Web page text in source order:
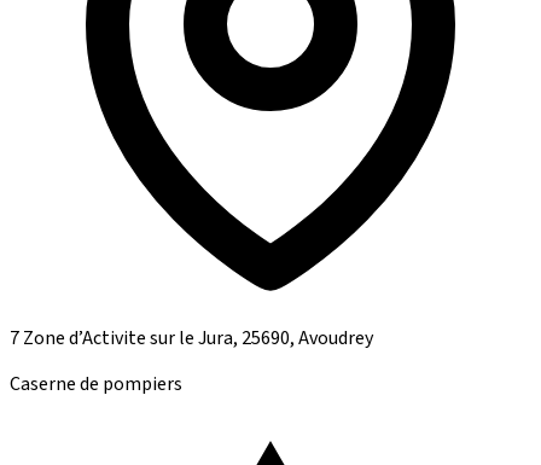
7 Zone d’Activite sur le Jura, 25690, Avoudrey
Caserne de pompiers